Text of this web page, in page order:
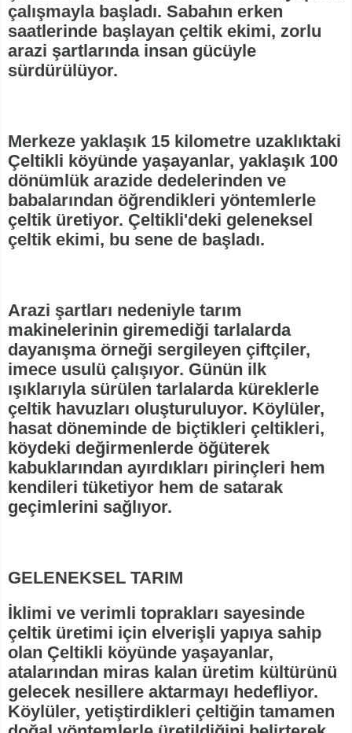
çalışmayla başladı. Sabahın erken
saatlerinde başlayan çeltik ekimi, zorlu
arazi şartlarında insan gücüyle
sürdürülüyor.
Merkeze yaklaşık 15 kilometre uzaklıktaki
Çeltikli köyünde yaşayanlar, yaklaşık 100
dönümlük arazide dedelerinden ve
babalarından öğrendikleri yöntemlerle
çeltik üretiyor. Çeltikli'deki geleneksel
çeltik ekimi, bu sene de başladı.
Arazi şartları nedeniyle tarım
makinelerinin giremediği tarlalarda
dayanışma örneği sergileyen çiftçiler,
imece usulü çalışıyor. Günün ilk
ışıklarıyla sürülen tarlalarda küreklerle
çeltik havuzları oluşturuluyor. Köylüler,
hasat döneminde de biçtikleri çeltikleri,
köydeki değirmenlerde öğüterek
kabuklarından ayırdıkları pirinçleri hem
kendileri tüketiyor hem de satarak
geçimlerini sağlıyor.
GELENEKSEL TARIM
İklimi ve verimli toprakları sayesinde
çeltik üretimi için elverişli yapıya sahip
olan Çeltikli köyünde yaşayanlar,
atalarından miras kalan üretim kültürünü
gelecek nesillere aktarmayı hedefliyor.
Köylüler, yetiştirdikleri çeltiğin tamamen